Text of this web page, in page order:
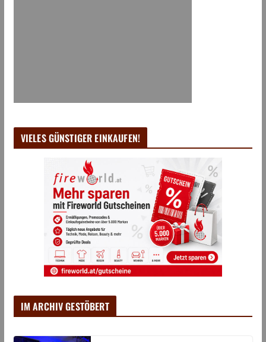
VIELES GÜNSTIGER EINKAUFEN!
IM ARCHIV GESTÖBERT